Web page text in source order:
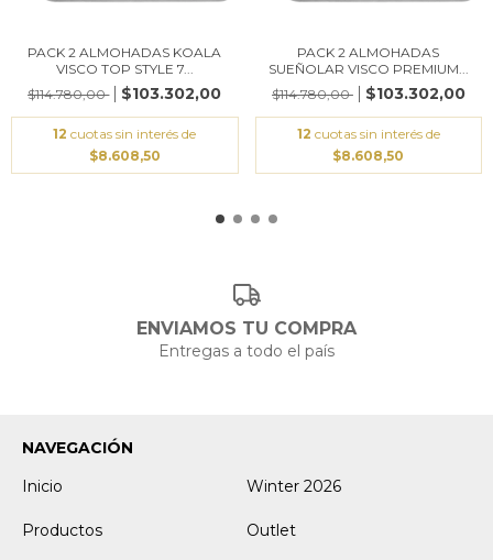
PACK 2 ALMOHADAS KOALA
VISCO TOP STYLE 7...
$114.780,00
$103.302,00
12 cuotas sin interés de
$8.608,50
PACK 2 ALMOHADAS
SUEÑOLAR VISCO PREMIUM...
$114.780,00
$103.302,00
12 cuotas sin interés de
$8.608,50
ENVIAMOS TU COMPRA
Entregas a todo el país
NAVEGACIÓN
Inicio
Winter 2026
Productos Outlet